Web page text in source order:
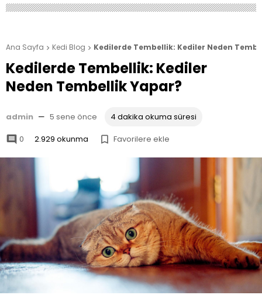
Ana Sayfa  Kedi Blog  Kedilerde Tembellik: Kediler Neden
Kedilerde Tembellik: Kediler
Neden Tembellik Yapar?
admin — 5 sene önce 4 dakika okuma süresi
 0 2.929 okunma  Favorilere ekle